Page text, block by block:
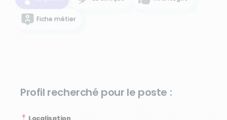
Fiche métier
Profil recherché pour le poste :
Localisation